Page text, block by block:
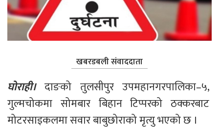
खबरडबली संवाददाता
घोराही। दाङको तुलसीपुर उपमहानगरपालिका–५,
गुल्मचोकमा सोमबार बिहान टिप्परको ठक्करबाट
मोटरसाइकलमा सवार बाबुछोराको मृत्यु भएको छ ।